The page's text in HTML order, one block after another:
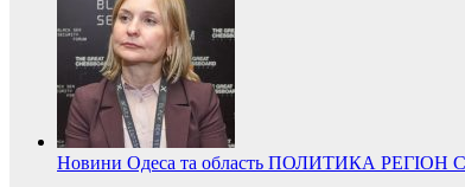
Новини Одеса та область ПОЛИТИКА РЕГІОН